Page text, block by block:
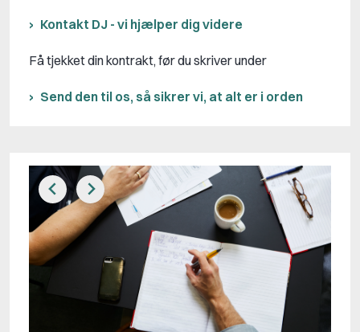
Kontakt DJ - vi hjælper dig videre
Få tjekket din kontrakt, før du skriver under
Send den til os, så sikrer vi, at alt er i orden